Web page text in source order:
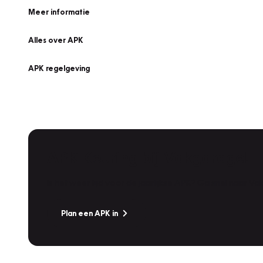
Meer informatie
Alles over APK
APK regelgeving
Plan een APK in